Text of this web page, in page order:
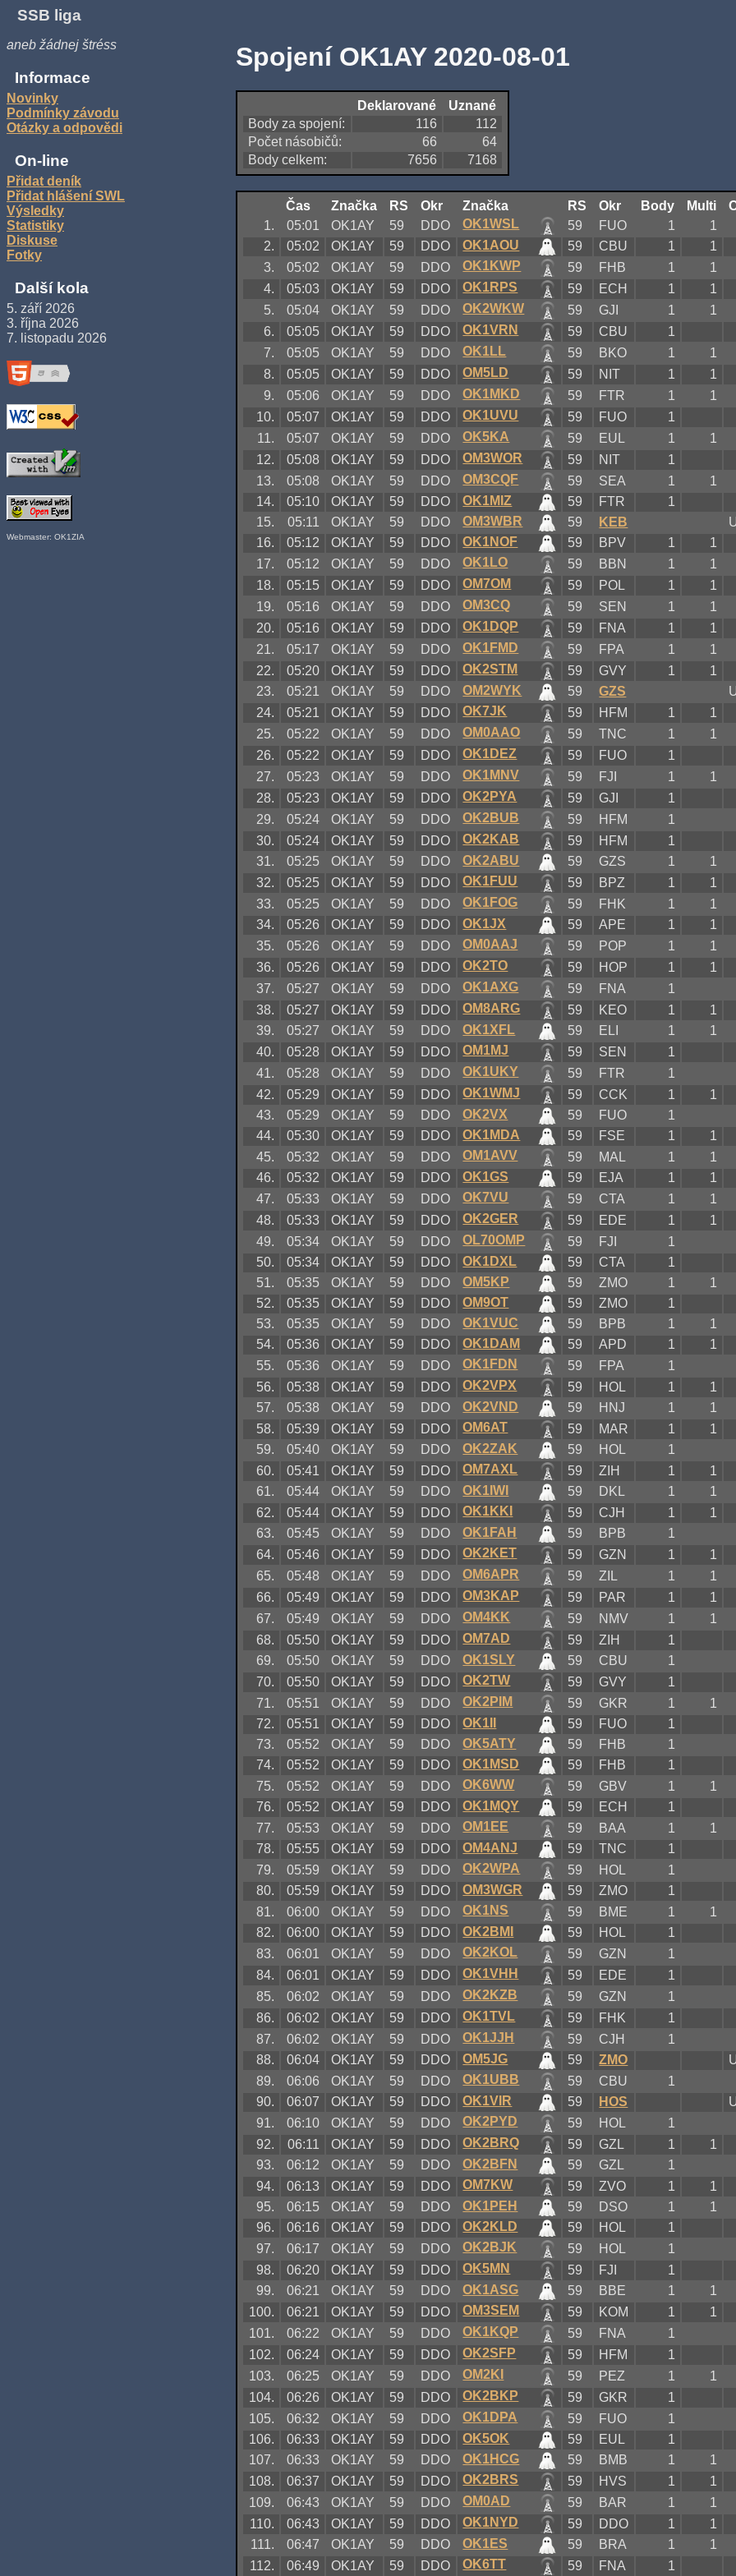
SSB liga
aneb žádnej štréss
Informace
Novinky
Podmínky závodu
Otázky a odpovědi
On-line
Přidat deník
Přidat hlášení SWL
Výsledky
Statistiky
Diskuse
Fotky
Další kola
5. září 2026
3. října 2026
7. listopadu 2026
Webmaster: OK1ZIA
Spojení OK1AY 2020-08-01
Deklarované
Uznané
Body za spojení:
116
112
Počet násobičů:
66
64
Body celkem:
7656 7168
Čas Značka RS Okr Značka RS Okr Body Multi
1.
05:01 OK1AY 59 DDO OK1WSL 59 FUO 1
1
2.
05:02 OK1AY 59 DDO OK1AOU 59 CBU 1
1
3.
05:02 OK1AY 59 DDO OK1KWP 59 FHB 1
1
4.
05:03 OK1AY 59 DDO OK1RPS 59 ECH 1
1
5.
05:04 OK1AY 59 DDO OK2WKW 59 GJI 1
1
6.
05:05 OK1AY 59 DDO OK1VRN 59 CBU
1
7.
05:05 OK1AY 59 DDO OK1LL 59 BKO 1
1
8.
05:05 OK1AY 59 DDO OM5LD 59 NIT 1
1
9.
05:06 OK1AY 59 DDO OK1MKD 59 FTR 1
1
10.
05:07 OK1AY 59 DDO OK1UVU 59 FUO
1
11.
05:07 OK1AY 59 DDO OK5KA 59 EUL 1
1
12.
05:08 OK1AY 59 DDO OM3WOR 59 NIT
1
13.
05:08 OK1AY 59 DDO OM3CQF 59 SEA 1
1
14.
05:10 OK1AY 59 DDO OK1MIZ 59 FTR
1
15.
05:11 OK1AY 59 DDO OM3WBR 59 KEB
16.
05:12 OK1AY 59 DDO OK1NOF 59 BPV 1
1
17.
05:12 OK1AY 59 DDO OK1LO 59 BBN 1
1
18.
05:15 OK1AY 59 DDO OM7OM 59 POL 1
1
19.
05:16 OK1AY 59 DDO OM3CQ 59 SEN 1
1
20.
05:16 OK1AY 59 DDO OK1DQP 59 FNA 1
1
21.
05:17 OK1AY 59 DDO OK1FMD 59 FPA 1
1
22.
05:20 OK1AY 59 DDO OK2STM 59 GVY 1
1
23.
05:21 OK1AY 59 DDO OM2WYK 59 GZS
24.
05:21 OK1AY 59 DDO OK7JK 59 HFM 1
1
25.
05:22 OK1AY 59 DDO OM0AAO 59 TNC 1
1
26.
05:22 OK1AY 59 DDO OK1DEZ 59 FUO
1
27.
05:23 OK1AY 59 DDO OK1MNV 59 FJI 1
1
28.
05:23 OK1AY 59 DDO OK2PYA 59 GJI
1
29.
05:24 OK1AY 59 DDO OK2BUB 59 HFM
1
30.
05:24 OK1AY 59 DDO OK2KAB 59 HFM
1
31.
05:25 OK1AY 59 DDO OK2ABU 59 GZS 1
1
32.
05:25 OK1AY 59 DDO OK1FUU 59 BPZ 1
1
33.
05:25 OK1AY 59 DDO OK1FOG 59 FHK 1
1
34.
05:26 OK1AY 59 DDO OK1JX 59 APE 1
1
35.
05:26 OK1AY 59 DDO OM0AAJ 59 POP 1
1
36.
05:26 OK1AY 59 DDO OK2TO 59 HOP 1
1
37.
05:27 OK1AY 59 DDO OK1AXG 59 FNA
1
38.
05:27 OK1AY 59 DDO OM8ARG 59 KEO 1
1
39.
05:27 OK1AY 59 DDO OK1XFL 59 ELI 1
1
40.
05:28 OK1AY 59 DDO OM1MJ 59 SEN
1
41.
05:28 OK1AY 59 DDO OK1UKY 59 FTR
1
42.
05:29 OK1AY 59 DDO OK1WMJ 59 CCK 1
1
43.
05:29 OK1AY 59 DDO OK2VX 59 FUO
1
44.
05:30 OK1AY 59 DDO OK1MDA 59 FSE 1
1
45.
05:32 OK1AY 59 DDO OM1AVV 59 MAL 1
1
46.
05:32 OK1AY 59 DDO OK1GS 59 EJA 1
1
47.
05:33 OK1AY 59 DDO OK7VU 59 CTA 1
1
48.
05:33 OK1AY 59 DDO OK2GER 59 EDE 1
1
49.
05:34 OK1AY 59 DDO OL70OMP 59 FJI
1
50.
05:34 OK1AY 59 DDO OK1DXL 59 CTA
1
51.
05:35 OK1AY 59 DDO OM5KP 59 ZMO 1
1
52.
05:35 OK1AY 59 DDO OM9OT 59 ZMO
1
53.
05:35 OK1AY 59 DDO OK1VUC 59 BPB 1
1
54.
05:36 OK1AY 59 DDO OK1DAM 59 APD 1
1
55.
05:36 OK1AY 59 DDO OK1FDN 59 FPA
1
56.
05:38 OK1AY 59 DDO OK2VPX 59 HOL 1
1
57.
05:38 OK1AY 59 DDO OK2VND 59 HNJ 1
1
58.
05:39 OK1AY 59 DDO OM6AT 59 MAR 1
1
59.
05:40 OK1AY 59 DDO OK2ZAK 59 HOL
1
60.
05:41 OK1AY 59 DDO OM7AXL 59 ZIH 1
1
61.
05:44 OK1AY 59 DDO OK1IWI 59 DKL 1
1
62.
05:44 OK1AY 59 DDO OK1KKI 59 CJH 1
1
63.
05:45 OK1AY 59 DDO OK1FAH 59 BPB
1
64.
05:46 OK1AY 59 DDO OK2KET 59 GZN 1
1
65.
05:48 OK1AY 59 DDO OM6APR 59 ZIL 1
1
66.
05:49 OK1AY 59 DDO OM3KAP 59 PAR 1
1
67.
05:49 OK1AY 59 DDO OM4KK 59 NMV 1
1
68.
05:50 OK1AY 59 DDO OM7AD 59 ZIH
1
69.
05:50 OK1AY 59 DDO OK1SLY 59 CBU
1
70.
05:50 OK1AY 59 DDO OK2TW 59 GVY
1
71.
05:51 OK1AY 59 DDO OK2PIM 59 GKR 1
1
72.
05:51 OK1AY 59 DDO OK1II 59 FUO
1
73.
05:52 OK1AY 59 DDO OK5ATY 59 FHB
1
74.
05:52 OK1AY 59 DDO OK1MSD 59 FHB
1
75.
05:52 OK1AY 59 DDO OK6WW 59 GBV 1
1
76.
05:52 OK1AY 59 DDO OK1MQY 59 ECH
1
77.
05:53 OK1AY 59 DDO OM1EE 59 BAA 1
1
78.
05:55 OK1AY 59 DDO OM4ANJ 59 TNC
1
79.
05:59 OK1AY 59 DDO OK2WPA 59 HOL
1
80.
05:59 OK1AY 59 DDO OM3WGR 59 ZMO
1
81.
06:00 OK1AY 59 DDO OK1NS 59 BME 1
1
82.
06:00 OK1AY 59 DDO OK2BMI 59 HOL
1
83.
06:01 OK1AY 59 DDO OK2KOL 59 GZN
1
84.
06:01 OK1AY 59 DDO OK1VHH 59 EDE
1
85.
06:02 OK1AY 59 DDO OK2KZB 59 GZN
1
86.
06:02 OK1AY 59 DDO OK1TVL 59 FHK
1
87.
06:02 OK1AY 59 DDO OK1JJH 59 CJH
1
88.
06:04 OK1AY 59 DDO OM5JG 59 ZMO
89.
06:06 OK1AY 59 DDO OK1UBB 59 CBU
1
90.
06:07 OK1AY 59 DDO OK1VIR 59 HOS
91.
06:10 OK1AY 59 DDO OK2PYD 59 HOL
1
92.
06:11 OK1AY 59 DDO OK2BRQ 59 GZL 1
1
93.
06:12 OK1AY 59 DDO OK2BFN 59 GZL
1
94.
06:13 OK1AY 59 DDO OM7KW 59 ZVO 1
1
95.
06:15 OK1AY 59 DDO OK1PEH 59 DSO 1
1
96.
06:16 OK1AY 59 DDO OK2KLD 59 HOL
1
97.
06:17 OK1AY 59 DDO OK2BJK 59 HOL
1
98.
06:20 OK1AY 59 DDO OK5MN 59 FJI
1
99.
06:21 OK1AY 59 DDO OK1ASG 59 BBE 1
1
100.
06:21 OK1AY 59 DDO OM3SEM 59 KOM 1
1
101.
06:22 OK1AY 59 DDO OK1KQP 59 FNA
1
102.
06:24 OK1AY 59 DDO OK2SFP 59 HFM
1
103.
06:25 OK1AY 59 DDO OM2KI 59 PEZ 1
1
104.
06:26 OK1AY 59 DDO OK2BKP 59 GKR
1
105.
06:32 OK1AY 59 DDO OK1DPA 59 FUO
1
106.
06:33 OK1AY 59 DDO OK5OK 59 EUL
1
107.
06:33 OK1AY 59 DDO OK1HCG 59 BMB 1
1
108.
06:37 OK1AY 59 DDO OK2BRS 59 HVS 1
1
109.
06:43 OK1AY 59 DDO OM0AD 59 BAR 1
1
110.
06:43 OK1AY 59 DDO OK1NYD 59 DDO 1
1
111.
06:47 OK1AY 59 DDO OK1ES 59 BRA 1
1
112.
06:49 OK1AY 59 DDO OK6TT 59 FNA 1